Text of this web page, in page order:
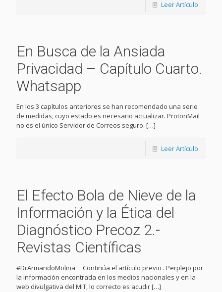
Leer Artículo
En Busca de la Ansiada
Privacidad – Capítulo Cuarto.
Whatsapp
En los 3 capítulos anteriores se han recomendado una serie
de medidas, cuyo estado es necesario actualizar. ProtonMail
no es el único Servidor de Correos seguro. […]
Leer Artículo
El Efecto Bola de Nieve de la
Información y la Ética del
Diagnóstico Precoz 2.-
Revistas Científicas
#DrArmandoMolina Continúa el artículo previo . Perplejo por
la información encontrada en los medios nacionales y en la
web divulgativa del MIT, lo correcto es acudir[…]